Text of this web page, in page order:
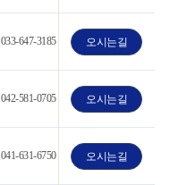
033-647-3185 오시는길
042-581-0705 오시는길
041-631-6750 오시는길